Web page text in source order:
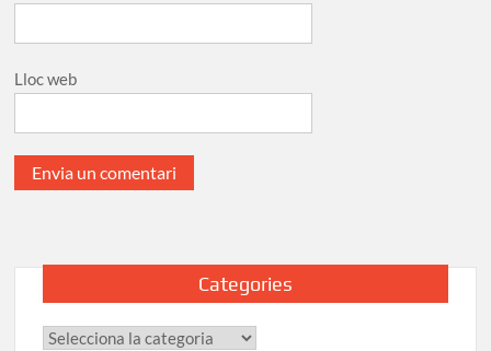
Lloc web
Categories
Categories